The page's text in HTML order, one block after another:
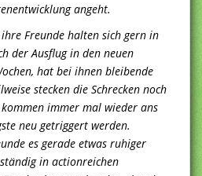
angeht.
ihre Freunde halten sich gern in
der Ausflug in den neuen
hat bei ihnen bleibende
stecken die Schrecken noch
immer mal wieder ans
neu getriggert werden.
es gerade etwas ruhiger
in actionreichen